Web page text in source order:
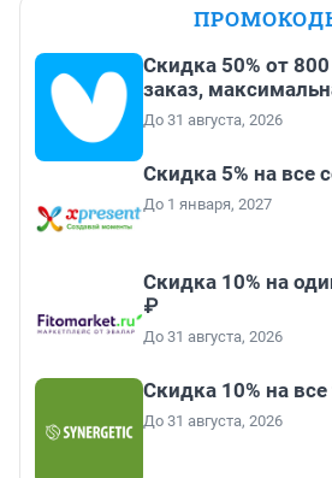
Скидка 50% от
заказ,
До 31 августа, 2026
Скидка 5% на все
До 1 января, 2027
Скидка 10% на
₽
До 31 августа, 2026
Скидка 10% на
До 31 августа, 2026